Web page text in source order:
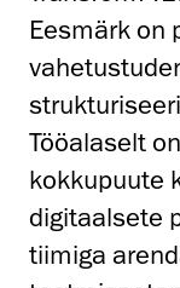
Eesmärk on
Tööalaselt
kokkupuute
digitaalsete
tiimiga